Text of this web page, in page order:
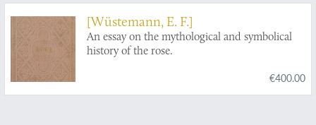
[Wüstemann, E. F.]
An essay on the mythological and symbolical
history of the rose.
€400.00